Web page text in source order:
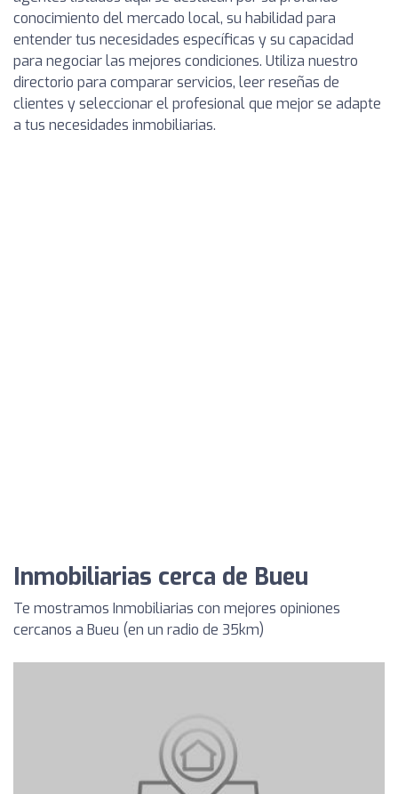
conocimiento del mercado local, su habilidad para
entender tus necesidades específicas y su capacidad
para negociar las mejores condiciones. Utiliza nuestro
directorio para comparar servicios, leer reseñas de
clientes y seleccionar el profesional que mejor se adapte
a tus necesidades inmobiliarias.
Inmobiliarias cerca de Bueu
Te mostramos Inmobiliarias con mejores opiniones
cercanos a Bueu (en un radio de 35km)